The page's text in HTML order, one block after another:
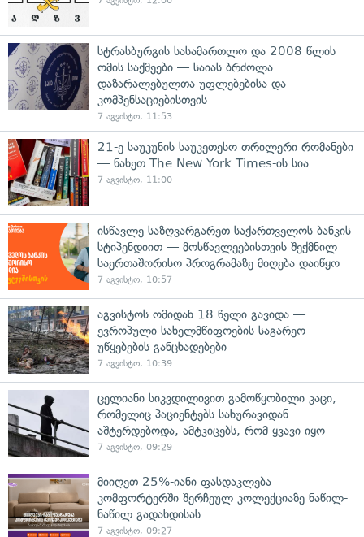
სტრასბურგის სასამართლო და 2008 წლის
ომის საქმეები — საიას ბრძოლა
დაზარალებულთა უფლებებისა და
კომპენსაციებისთვის
7 აგვისტო, 11:53
21-ე საუკუნის საუკეთესო თრილერი რომანები
— ნახეთ The New York Times-ის სია
7 აგვისტო, 11:00
ისწავლე საზღვარგარეთ საქართველოს ბანკის
სტიპენდიით — მოსწავლეებისთვის შექმნილ
საერთაშორისო პროგრამაზე მიღება დაიწყო
7 აგვისტო, 10:57
აგვისტოს ომიდან 18 წელი გავიდა —
ევროპული სახელმწიფოების საგარეო
უწყებების განცხადებები
7 აგვისტო, 10:39
ცელიანი სიკვდილივით გამოწყობილი კაცი,
რომელიც პაციენტებს სახურავიდან
აშტერდებოდა, ამტკიცებს, რომ ყვავი იყო
7 აგვისტო, 09:29
მიიღეთ 25%-იანი ფასდაკლება
კომფორტერში შერჩეულ კოლექციაზე ნაწილ-
ნაწილ გადახდისას
7 აგვისტო, 09:27